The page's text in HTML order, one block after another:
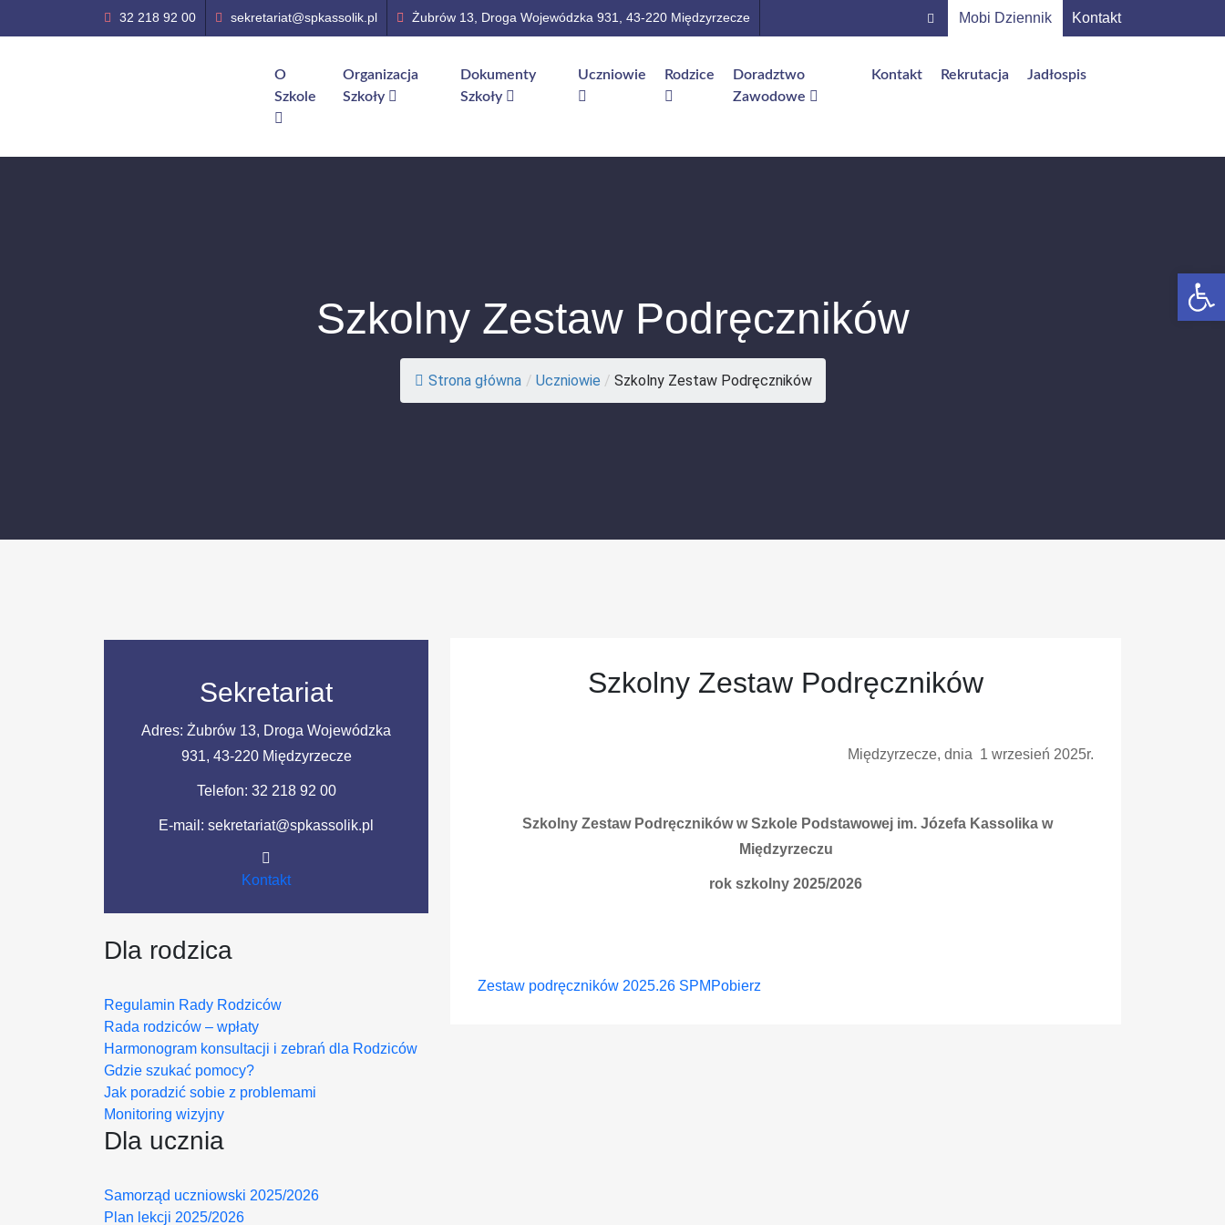
32 218 92 00 sekretariat@spkassolik.pl Żubrów 13, Droga Wojewódzka 931, 43-220 Międzyrzecze Mobi Dziennik Kontakt
O
Szkole
Organizacja
Szkoły
Dokumenty
Szkoły
Uczniowie Rodzice
Doradztwo
Zawodowe
Kontakt Rekrutacja Jadłospis
Szkolny Zestaw Podręczników
Strona główna / Uczniowie / Szkolny Zestaw Podręczników
Sekretariat
Adres: Żubrów 13, Droga Wojewódzka
931, 43-220 Międzyrzecze
Telefon: 32 218 92 00
E-mail: sekretariat@spkassolik.pl
Kontakt
Dla rodzica
Regulamin Rady Rodziców
Rada rodziców – wpłaty
Harmonogram konsultacji i zebrań dla Rodziców
Gdzie szukać pomocy?
Jak poradzić sobie z problemami
Monitoring wizyjny
Dla ucznia
Samorząd uczniowski 2025/2026
Plan lekcji 2025/2026
Szkolny Zestaw Podręczników
Międzyrzecze, dnia 1 wrzesień 2025r.
Szkolny Zestaw Podręczników w Szkole Podstawowej im. Józefa Kassolika w
Międzyrzeczu
rok szkolny 2025/2026
Zestaw podręczników 2025.26 SPM Pobierz